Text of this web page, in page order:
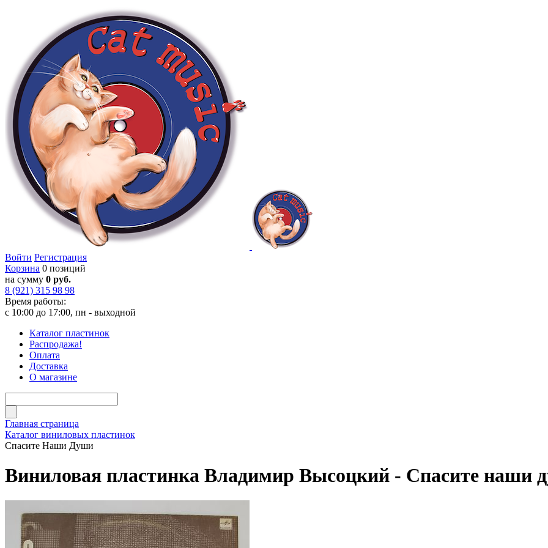
Войти Регистрация
Корзина 0 позиций
на сумму 0 руб.
8 (921) 315 98 98
Время работы:
с 10:00 до 17:00, пн - выходной
Каталог пластинок
Распродажа!
Оплата
Доставка
О магазине
Главная страница
Каталог виниловых пластинок
Спасите Наши Души
Виниловая пластинка Владимир Высоцкий - Спасите наши